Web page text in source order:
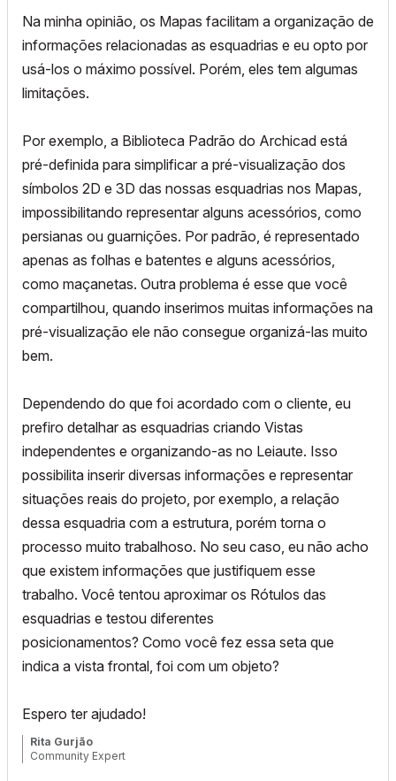
Na minha opinião, os Mapas facilitam a organização de
informações relacionadas as esquadrias e eu opto por
usá-los o máximo possível. Porém, eles tem algumas
limitações.
Por exemplo, a Biblioteca Padrão do Archicad está
pré-definida para simplificar a pré-visualização dos
símbolos 2D e 3D das nossas esquadrias nos Mapas,
impossibilitando representar alguns acessórios, como
persianas ou guarnições. Por padrão, é representado
apenas as folhas e batentes e alguns acessórios,
como maçanetas. Outra problema é esse que você
compartilhou, quando inserimos muitas informações na
pré-visualização ele não consegue organizá-las muito
bem.
Dependendo do que foi acordado com o cliente, eu
prefiro detalhar as esquadrias criando Vistas
independentes e organizando-as no Leiaute. Isso
possibilita inserir diversas informações e representar
situações reais do projeto, por exemplo, a relação
dessa esquadria com a estrutura, porém torna o
processo muito trabalhoso. No seu caso, eu não acho
que existem informações que justifiquem esse
trabalho. Você tentou aproximar os Rótulos das
esquadrias e testou diferentes
posicionamentos? Como você fez essa seta que
indica a vista frontal, foi com um objeto?
Espero ter ajudado!
Rita Gurjão
Community Expert